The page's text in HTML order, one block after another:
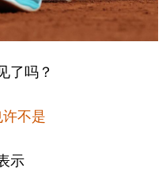
了吗？
不是
示